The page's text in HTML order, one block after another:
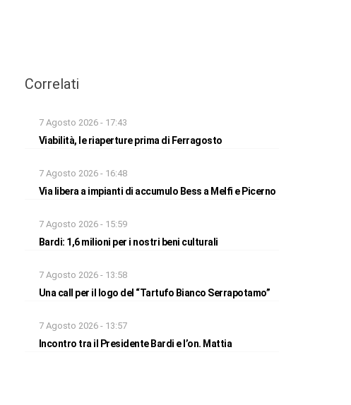
Correlati
7 Agosto 2026 - 17:43
Viabilità, le riaperture prima di Ferragosto
7 Agosto 2026 - 16:48
Via libera a impianti di accumulo Bess a Melfi e Picerno
7 Agosto 2026 - 15:59
Bardi: 1,6 milioni per i nostri beni culturali
7 Agosto 2026 - 13:58
Una call per il logo del “Tartufo Bianco Serrapotamo”
7 Agosto 2026 - 13:57
Incontro tra il Presidente Bardi e l’on. Mattia